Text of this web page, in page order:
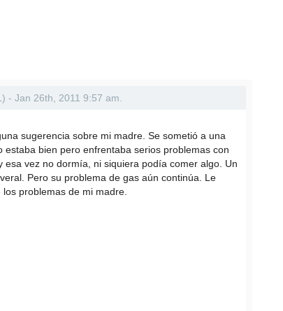
- Jan 26th, 2011 9:57 am.
sugerencia sobre mi madre. Se sometió a una
bien pero enfrentaba serios problemas con
vez no dormía, ni siquiera podía comer algo. Un
Pero su problema de gas aún continúa. Le
problemas de mi madre.